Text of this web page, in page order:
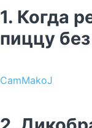
1. Когда
пиццу
CamMakoJ